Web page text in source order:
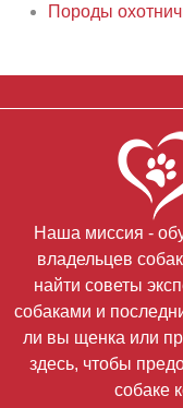
Породы
Наша миссия -
владельцев
найти советы
собаками и
ли вы щенка или
здесь, чтобы
собаке